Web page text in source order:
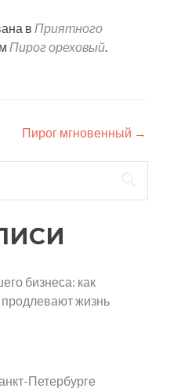
в Приятного
Пирог ореховый.
Пирог мгновенный →
бизнеса: как
жизнь
Петербурге